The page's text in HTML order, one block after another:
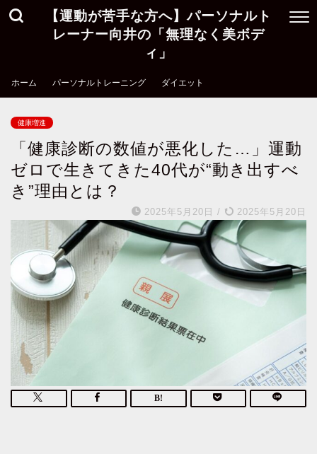
【運動が苦手な方へ】パーソナルト
レーナー向井の「無理なく美ボデ
ィ」
ホーム パーソナルトレーニング ダイエット
健康増進
「健康診断の数値が悪化した…」運動
ゼロで生きてきた40代が“動き出すべ
き”理由とは？
2025年5月20日 / 2025年5月20日